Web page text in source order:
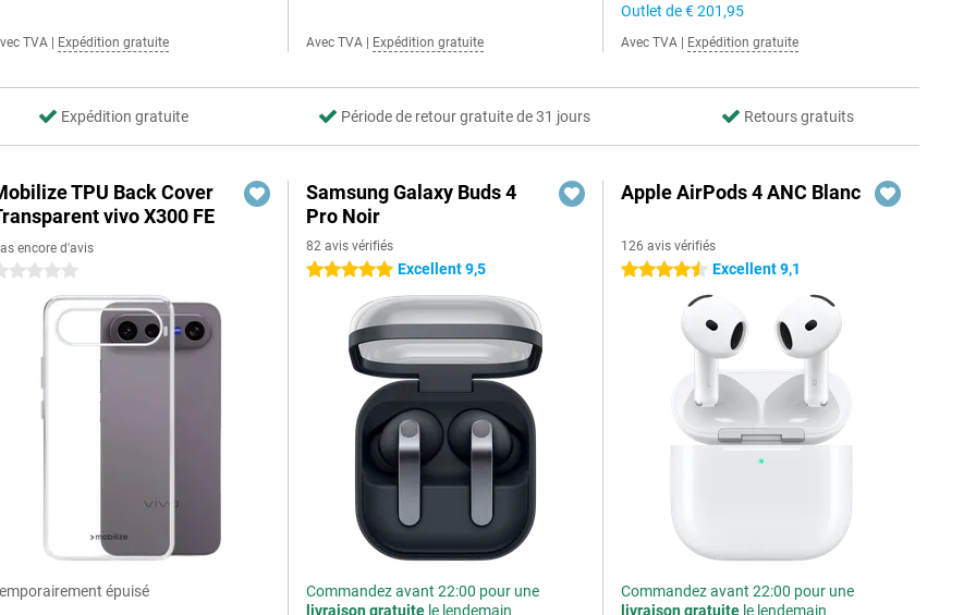
TVA Expédition gratuite Avec TVA Expédition gratuite
Outlet de€ 201,95
Avec TVA Expédition gratuite
Expédition gratuite Période de retour gratuite de 31 jours Retours gratuits
TPU Back Cover
vivo X300 FE
encore d'avis
étoiles
épuisé
Samsung Galaxy Buds 4
Pro Noir
82 avis vérifiés
5 étoiles Excellent 9,5
Commandez avant 22:00 pour une
livraison gratuite le lendemain
Apple AirPods 4 ANC Blanc
126 avis vérifiés
4.5 étoiles Excellent 9,1
Commandez avant 22:00 pour une
livraison gratuite le lendemain